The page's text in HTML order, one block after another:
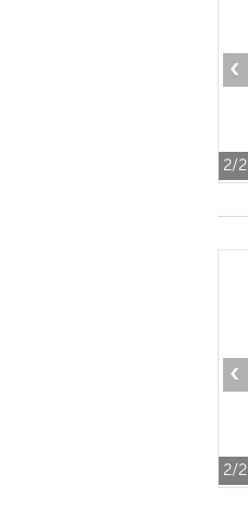
2/2
‹
2/2
‹